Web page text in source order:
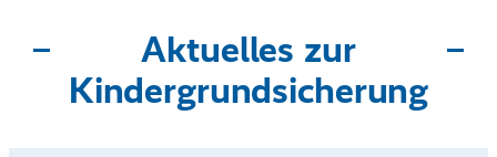
Aktuelles zur
Kindergrundsicherung